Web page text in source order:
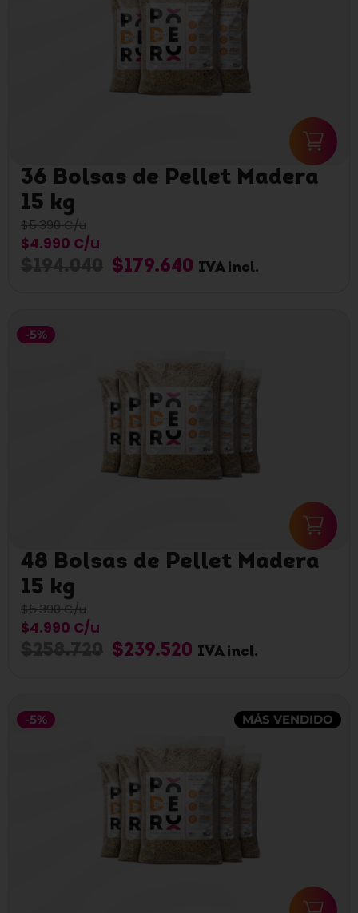
36 Bolsas de Pellet Madera
15 kg
$5.390 C/u
$4.990 C/u
$179.640 IVA incl.
-5%
48 Bolsas de Pellet Madera
15 kg
$5.390 C/u
$4.990 C/u
$239.520 IVA incl.
-5% MÁS VENDIDO